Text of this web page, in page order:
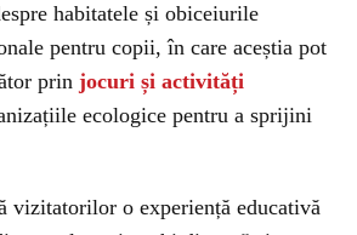
habitatele și obiceiurile
pentru copii, în care aceștia pot
prin jocuri și activități
ecologice pentru a sprijini
vizitatorilor o experiență educativă